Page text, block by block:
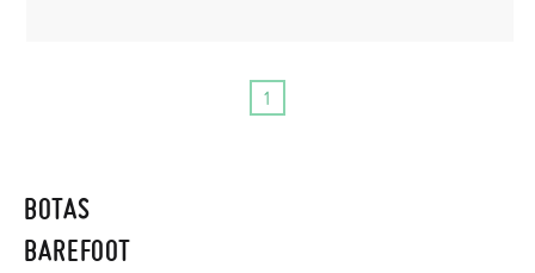
1
BOTAS
BAREFOOT